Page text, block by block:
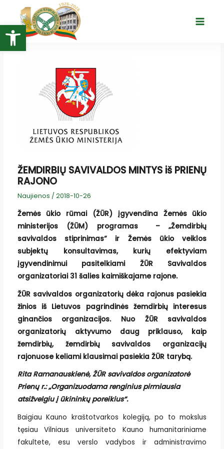
Open toolbar
turinio
Main
ŽEMDIRBIŲ SAVIVALDOS MINTYS iš PRIENŲ
RAJONO
Naujienos / 2018-10-26
Žemės ūkio rūmai (ŽŪR) įgyvendina Žemės ūkio
ministerijos (ŽŪM) programas – „Žemdirbių
savivaldos stiprinimas“ ir Žemės ūkio veiklos
subjektų konsultavimas, kurių efektyviam
įgyvendinimui pasitelkiami ŽŪR Savivaldos
organizatoriai 31 šalies kaimiškajame rajone.
ŽŪR savivaldos organizatorių dėka rajonus pasiekia
žinios iš Lietuvos pagrindinės žemdirbių interesus
ginančios organizacijos. Nuo ŽŪR savivaldos
organizatorių aktyvumo daug priklauso, kaip
žemdirbių, žemdirbių savivaldos organizacijų
rajonuose keliami klausimai pasiekia ŽŪR tarybą.
Rita Ramanauskienė, ŽŪR savivaldos organizatorė
Prienų r.: „Organizuodama renginius pirmiausia
atsižvelgiu į ūkininkų poreikius“.
Baigiau Kauno kraštotvarkos kolegiją, po to mokslus
tęsiau Vilniaus universiteto Kauno humanitariniame
fakultete, esu verslo vadybos ir administravimo